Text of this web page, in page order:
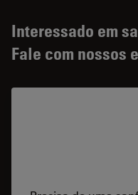
Interessado em
Fale com nossos